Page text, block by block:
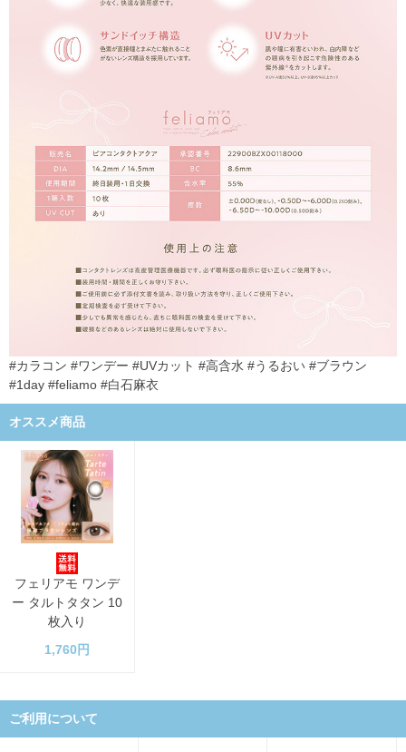
#カラコン #ワンデー #UVカット #高含水 #うるおい #ブラウン
#1day #feliamo #白石麻衣
オススメ商品
フェリアモ ワンデ
ー タルトタタン 10
枚入り
1,760円
ご利用について